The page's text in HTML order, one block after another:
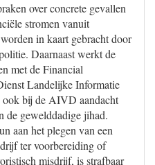
over concrete gevallen
stromen vanuit
in kaart gebracht door
Daarnaast werkt de
met de Financial
Landelijke Informatie
bij de AIVD aandacht
de gewelddadige jihad.
aan het plegen van een
ter voorbereiding of
misdrijf, is strafbaar